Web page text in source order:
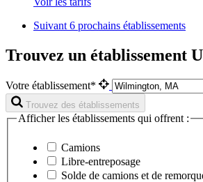
Suivant6 prochains établissements
Trouvez un établissement
Votre établissement*
Trouvez des établissements
Afficher les établissements qui offrent :
Camions
Libre-entreposage
Solde de camions et de